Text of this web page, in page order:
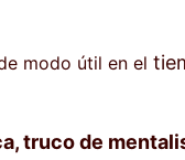
modo útil en el
truco de